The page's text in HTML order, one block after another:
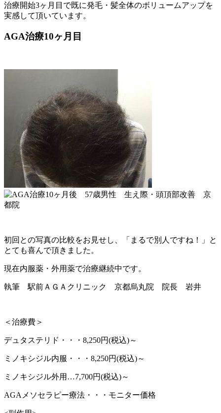
治療開始3ヶ月目で既に発毛・髪全体のボリュームアップを
実感して頂いています。
AGA治療10ヶ月目
初回との写真の比較をお見せし、「まるで別人ですね！」と
とても喜んで頂きました。
現在内服薬・外用薬で治療継続中です。
執筆 駅前ＡＧＡクリニック 京都烏丸院 院長 岩井
＜治療費＞
デュタステリド・・・8,250円(税込)～
ミノキシジル内服・・・8,250円(税込)～
ミノキシジル外用…7,700円(税込)～
AGAメソセラピー療法・・・モニター価格